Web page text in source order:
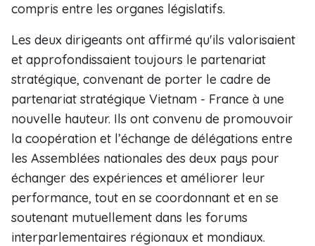
compris entre les organes législatifs.
Les deux dirigeants ont affirmé qu'ils valorisaient
et approfondissaient toujours le partenariat
stratégique, convenant de porter le cadre de
partenariat stratégique Vietnam - France à une
nouvelle hauteur. Ils ont convenu de promouvoir
la coopération et l’échange de délégations entre
les Assemblées nationales des deux pays pour
échanger des expériences et améliorer leur
performance, tout en se coordonnant et en se
soutenant mutuellement dans les forums
interparlementaires régionaux et mondiaux.